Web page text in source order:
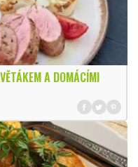
A DOMÁCÍMI